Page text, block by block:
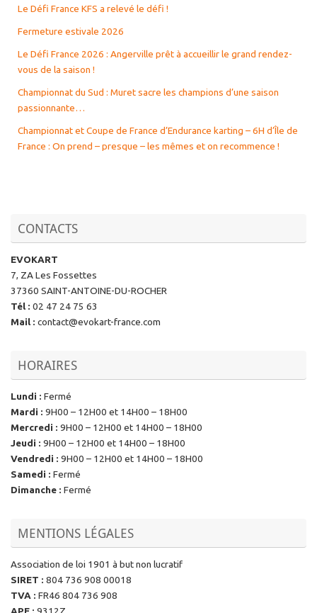
Le Défi France KFS a relevé le défi !
Fermeture estivale 2026
Le Défi France 2026 : Angerville prêt à accueillir le grand rendez-
vous de la saison !
Championnat du Sud : Muret sacre les champions d’une saison
passionnante…
Championnat et Coupe de France d’Endurance karting – 6H d’Île de
France : On prend – presque – les mêmes et on recommence !
CONTACTS
EVOKART
7, ZA Les Fossettes
37360 SAINT-ANTOINE-DU-ROCHER
Tél : 02 47 24 75 63
Mail : contact@evokart-france.com
HORAIRES
Lundi : Fermé
Mardi : 9H00 – 12H00 et 14H00 – 18H00
Mercredi : 9H00 – 12H00 et 14H00 – 18H00
Jeudi : 9H00 – 12H00 et 14H00 – 18H00
Vendredi : 9H00 – 12H00 et 14H00 – 18H00
Samedi : Fermé
Dimanche : Fermé
MENTIONS LÉGALES
Association de loi 1901 à but non lucratif
SIRET : 804 736 908 00018
TVA : FR46 804 736 908
APE : 9312Z